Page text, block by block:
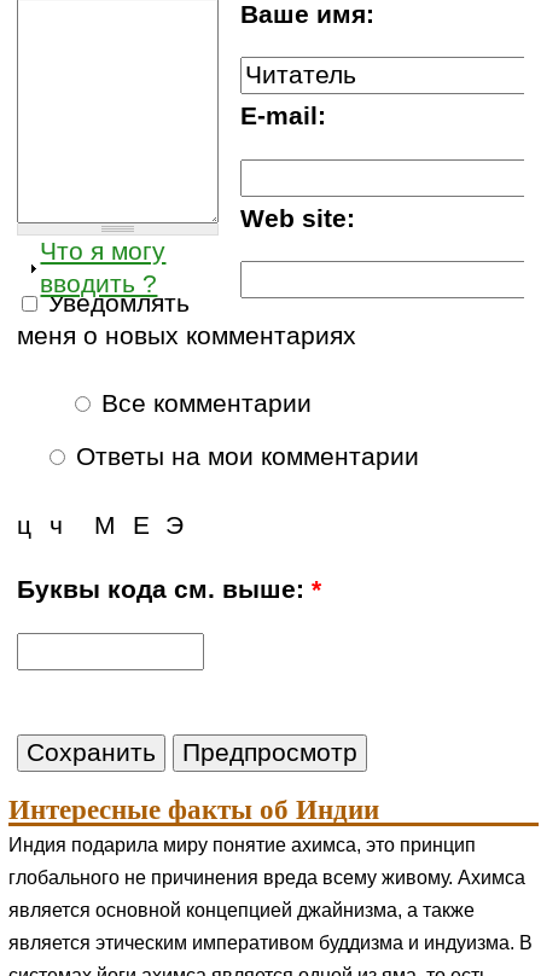
Ваше имя:
E-mail:
Web site:
Что я могу
вводить ?
Уведомлять
меня о новых комментариях
Все комментарии
Ответы на мои комментарии
Е
М
ц ч Э
Буквы кода см. выше:*
Интересные факты об Индии
Индия подарила миру понятие ахимса, это принцип
глобального не причинения вреда всему живому. Ахимса
является основной концепцией джайнизма, а также
является этическим императивом буддизма и индуизма. В